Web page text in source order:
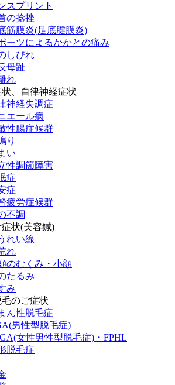
スプリント
の捻挫
筋膜炎(足底腱膜炎)
ーツによるかかとの痛み
しびれ
母趾
れ
、自律神経症状
神経失調症
エール病
性腸症候群
り
い
性調節障害
症
症
疲労症候群
不調
状(美容鍼)
れい線
れ
のむくみ・小顔
たるみ
み
のご症状
ん性脱毛症
男性型脱毛症)
女性男性型脱毛症)・FPHL
脱毛症